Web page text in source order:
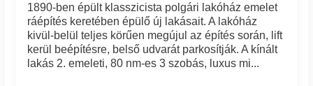
1890-ben épült klasszicista polgári lakóház emelet
ráépítés keretében épülő új lakásait. A lakóház
kivül-belül teljes körűen megújul az építés során, lift
kerül beépítésre, belső udvarát parkosítják. A kínált
lakás 2. emeleti, 80 nm-es 3 szobás, luxus mi...